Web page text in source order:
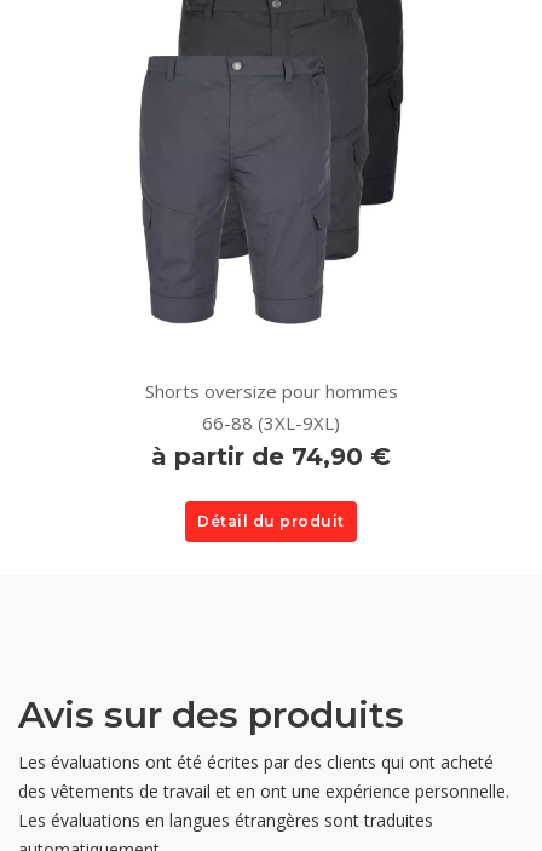
Shorts oversize pour hommes
66-88 (3XL-9XL)
à partir de 74,90 €
Détail du produit
Avis sur des produits
Les évaluations ont été écrites par des clients qui ont acheté
des vêtements de travail et en ont une expérience personnelle.
Les évaluations en langues étrangères sont traduites